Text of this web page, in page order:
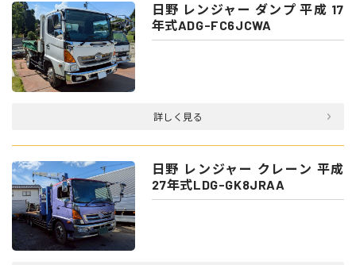
日野 レンジャー ダンプ 平成 17
年式ADG-FC6JCWA
詳しく見る
日野 レンジャー クレーン 平成
27年式LDG-GK8JRAA